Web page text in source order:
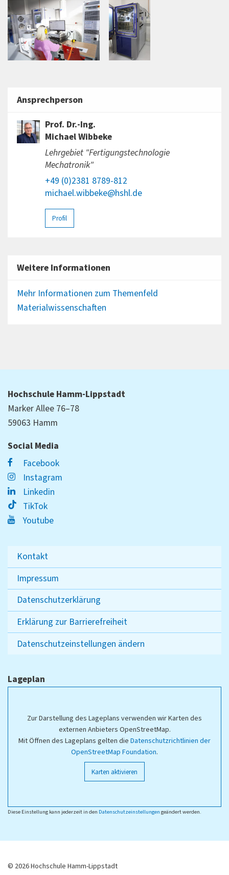
Ansprechperson
Prof. Dr.-Ing.
Michael Wibbeke
Lehrgebiet "Fertigungstechnologie
Mechatronik"
+49 (0)2381 8789-812
michael.wibbeke@hshl.de
Profil
Weitere Informationen
Mehr Informationen zum Themenfeld
Materialwissenschaften
Hochschule Hamm-Lippstadt
Marker Allee 76–78
59063 Hamm
Social Media
Facebook
Instagram
Linkedin
TikTok
Youtube
Kontakt
Impressum
Datenschutzerklärung
Erklärung zur Barrierefreiheit
Datenschutzeinstellungen ändern
Lageplan
Zur Darstellung des Lageplans verwenden wir Karten des
externen Anbieters OpenStreetMap.
Mit Öffnen des Lageplans gelten die Datenschutzrichtlinien der
OpenStreetMap Foundation.
Karten aktivieren
Diese Einstellung kann jederzeit in den Datenschutzeinstellungen geändert werden.
© 2026 Hochschule Hamm-Lippstadt